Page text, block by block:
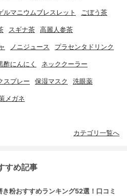
ルマニウムブレスレット ごぼう茶
スギナ茶 高麗人参茶
ノニジュース プラセンタドリンク
酢にんにく ネッククーラー
スプレー 保湿マスク 洗眼薬
メガネ
カテゴリ一覧へ
すめ記事
粉おすすめランキング52選！口コミ